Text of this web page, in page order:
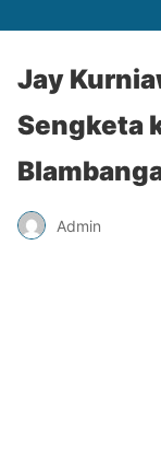
Jay
Sengketa
Admin